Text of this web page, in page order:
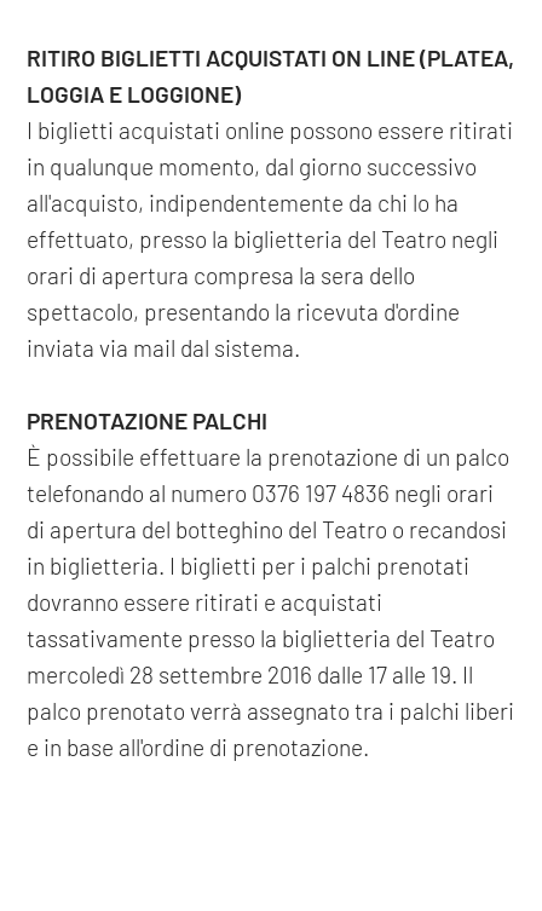
RITIRO BIGLIETTI ACQUISTATI ON LINE (PLATEA,
LOGGIA E LOGGIONE)
I biglietti acquistati online possono essere ritirati
in qualunque momento, dal giorno successivo
all'acquisto, indipendentemente da chi lo ha
effettuato, presso la biglietteria del Teatro negli
orari di apertura compresa la sera dello
spettacolo, presentando la ricevuta d'ordine
inviata via mail dal sistema.
PRENOTAZIONE PALCHI
È possibile effettuare la prenotazione di un palco
telefonando al numero 0376 197 4836 negli orari
di apertura del botteghino del Teatro o recandosi
in biglietteria. I biglietti per i palchi prenotati
dovranno essere ritirati e acquistati
tassativamente presso la biglietteria del Teatro
mercoledì 28 settembre 2016 dalle 17 alle 19. Il
palco prenotato verrà assegnato tra i palchi liberi
e in base all'ordine di prenotazione.